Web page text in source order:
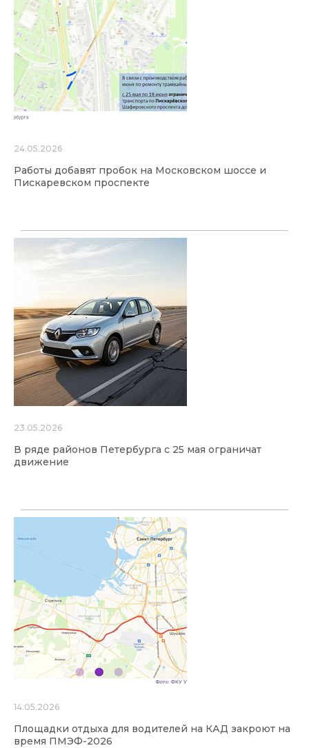
24.05.2026
Работы добавят пробок на Московском шоссе и
Пискаревском проспекте
23.05.2026
В ряде районов Петербурга с 25 мая ограничат
движение
14.05.2026
Площадки отдыха для водителей на КАД закроют на
время ПМЭФ-2026